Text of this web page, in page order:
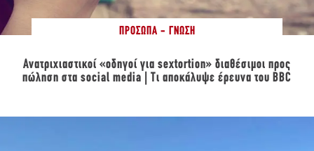
ΠΡΌΣΩΠΑ - ΓΝΏΣΗ
Ανατριχιαστικοί «οδηγοί για sextortion» διαθέσιμοι προς
πώληση στα social media | Tι αποκάλυψε έρευνα του BBC